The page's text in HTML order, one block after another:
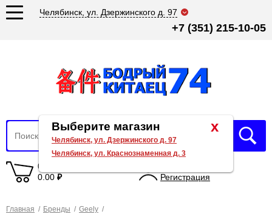
Челябинск, ул. Дзержинского д. 97
+7 (351) 215-10-05
0 товаров
0.00 ₽
Регистрация
Главная / Бренды / Geely /
x
Выберите магазин
Челябинск, ул. Дзержинского д. 97
Челябинск, ул. Краснознаменная д. 3